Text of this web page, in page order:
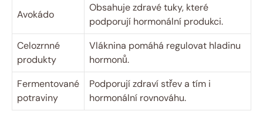
Avokádo
Obsahuje zdravé tuky, které
podporují hormonální produkci.
Celozrnné
produkty
Vláknina pomáhá regulovat hladinu
hormonů.
Fermentované
potraviny
Podporují zdraví střev a tím i
hormonální rovnováhu.